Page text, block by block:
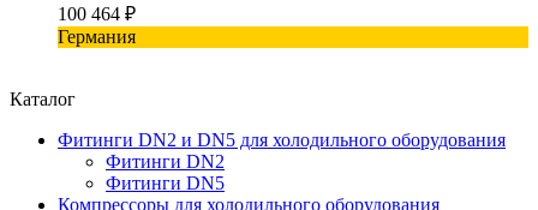
100 464 ₽
Германия
Каталог
Фитинги DN2 и DN5 для холодильного оборудования
Фитинги DN2
Фитинги DN5
Компрессоры для холодильного оборудования